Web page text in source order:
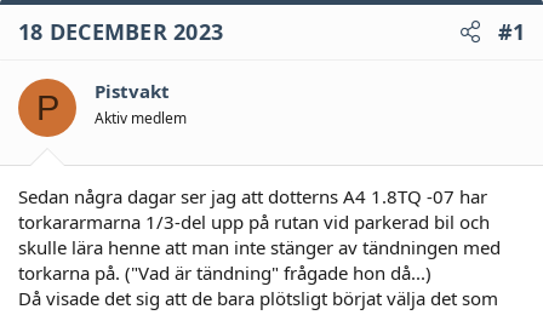
18 DECEMBER 2023 #1
P Pistvakt
Aktiv medlem
Sedan några dagar ser jag att dotterns A4 1.8TQ -07 har
torkararmarna 1/3-del upp på rutan vid parkerad bil och
skulle lära henne att man inte stänger av tändningen med
torkarna på. ("Vad är tändning" frågade hon då...)
Då visade det sig att de bara plötsligt börjat välja det som